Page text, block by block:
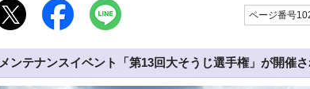
ページ番号
メンテナンスイベント「第13回大そうじ選手権」が開催